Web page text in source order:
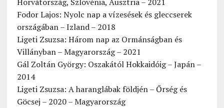
Fodor Lajos: Nyolc nap a vízesések és gleccserek
országában – Izland – 2018
Ligeti Zsuzsa: Három nap az Ormánságban és
Villányban – Magyarország – 2021
Gál Zoltán György: Oszakától Hokkaidóig – Japán –
2014
Ligeti Zsuzsa: A haranglábak földjén – Őrség és
Göcsej – 2020 – Magyarország